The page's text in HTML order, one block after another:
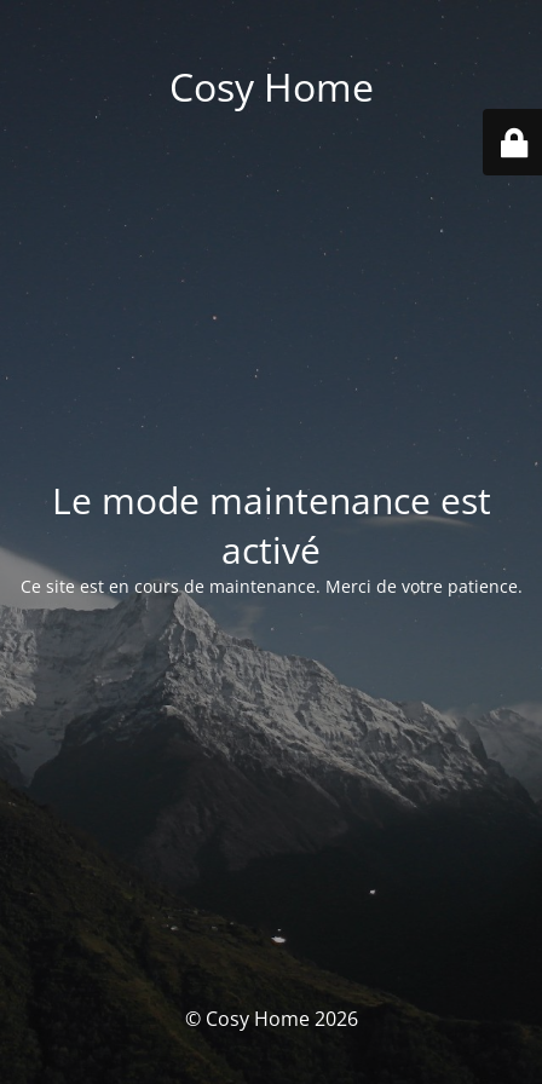
Cosy Home
Le mode maintenance est
activé
Ce site est en cours de maintenance. Merci de votre patience.
© Cosy Home 2026